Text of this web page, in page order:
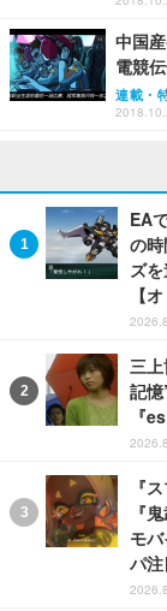
中国
電競
連載・
EA
の
ズ
【
三
記憶
『
『
『
モ
パ